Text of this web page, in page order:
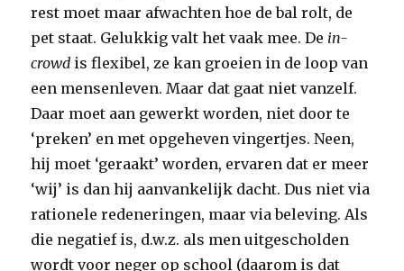
rest moet maar afwachten hoe de bal rolt, de
pet staat. Gelukkig valt het vaak mee. De in-
crowd is flexibel, ze kan groeien in de loop van
een mensenleven. Maar dat gaat niet vanzelf.
Daar moet aan gewerkt worden, niet door te
‘preken’ en met opgeheven vingertjes. Neen,
hij moet ‘geraakt’ worden, ervaren dat er meer
‘wij’ is dan hij aanvankelijk dacht. Dus niet via
rationele redeneringen, maar via beleving. Als
die negatief is, d.w.z. als men uitgescholden
wordt voor neger op school (daarom is dat